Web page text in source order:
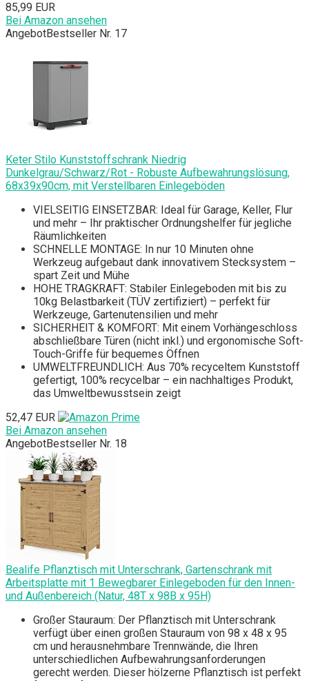
85,99 EUR
Bei Amazon ansehen
AngebotBestseller Nr. 17
Keter Stilo Kunststoffschrank Niedrig
Dunkelgrau/Schwarz/Rot - Robuste Aufbewahrungslösung,
68x39x90cm, mit Verstellbaren Einlegeböden
VIELSEITIG EINSETZBAR: Ideal für Garage, Keller, Flur
und mehr – Ihr praktischer Ordnungshelfer für jegliche
Räumlichkeiten
SCHNELLE MONTAGE: In nur 10 Minuten ohne
Werkzeug aufgebaut dank innovativem Stecksystem –
spart Zeit und Mühe
HOHE TRAGKRAFT: Stabiler Einlegeboden mit bis zu
10kg Belastbarkeit (TÜV zertifiziert) – perfekt für
Werkzeuge, Gartenutensilien und mehr
SICHERHEIT & KOMFORT: Mit einem Vorhängeschloss
abschließbare Türen (nicht inkl.) und ergonomische Soft-
Touch-Griffe für bequemes Öffnen
UMWELTFREUNDLICH: Aus 70% recyceltem Kunststoff
gefertigt, 100% recycelbar – ein nachhaltiges Produkt,
das Umweltbewusstsein zeigt
52,47 EUR
Bei Amazon ansehen
AngebotBestseller Nr. 18
Bealife Pflanztisch mit Unterschrank, Gartenschrank mit
Arbeitsplatte mit 1 Bewegbarer Einlegeboden für den Innen-
und Außenbereich (Natur, 48T x 98B x 95H)
Großer Stauraum: Der Pflanztisch mit Unterschrank
verfügt über einen großen Stauraum von 98 x 48 x 95
cm und herausnehmbare Trennwände, die Ihren
unterschiedlichen Aufbewahrungsanforderungen
gerecht werden. Dieser hölzerne Pflanztisch ist perfekt